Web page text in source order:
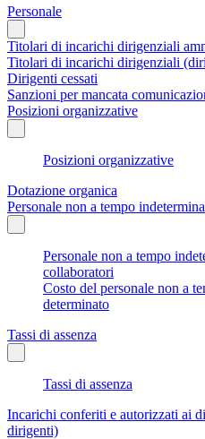
Personale
Titolari di incarichi dirigenziali
Titolari di incarichi dirigenziali
Dirigenti cessati
Sanzioni per mancata
Posizioni organizzative
Posizioni organizzative
Dotazione organica
Personale non a tempo
Personale non a tempo
collaboratori
Costo del personale non a
determinato
Tassi di assenza
Tassi di assenza
Incarichi conferiti e autorizzati ai
dirigenti)